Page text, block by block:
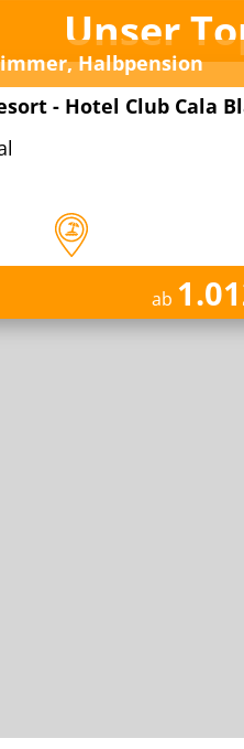
Unser
Halbpension
- Hotel Club Cala
ab